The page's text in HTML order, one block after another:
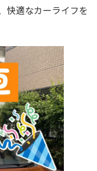
快適なカーライフを